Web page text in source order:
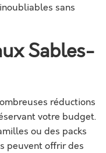
sans
Sables-
réductions
votre budget.
ou des packs
peuvent offrir des